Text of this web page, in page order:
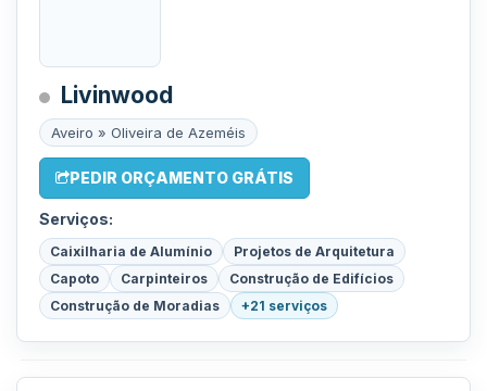
Livinwood
Aveiro » Oliveira de Azeméis
PEDIR ORÇAMENTO GRÁTIS
Serviços:
Caixilharia de Alumínio
Projetos de Arquitetura
Capoto
Carpinteiros
Construção de Edifícios
Construção de Moradias
+21 serviços